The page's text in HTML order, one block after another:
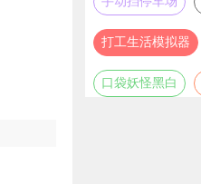
打工生活模拟器
口袋妖怪黑白